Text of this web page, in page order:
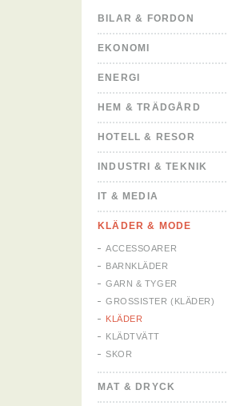
BILAR & FORDON
EKONOMI
ENERGI
HEM & TRÄDGÅRD
HOTELL & RESOR
INDUSTRI & TEKNIK
IT & MEDIA
KLÄDER & MODE
ACCESSOARER
BARNKLÄDER
GARN & TYGER
GROSSISTER (KLÄDER)
KLÄDER
KLÄDTVÄTT
SKOR
MAT & DRYCK